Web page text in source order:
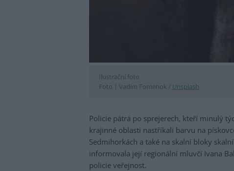
Ilustrační foto
Foto | Vadim Fomenok / Unsplash
Policie pátrá po sprejerech, kteří minulý
krajinné oblasti nastříkali barvu na
Sedmihorkách a také na skalní bloky
informovala její regionální mluvčí Ivana
policie veřejnost.